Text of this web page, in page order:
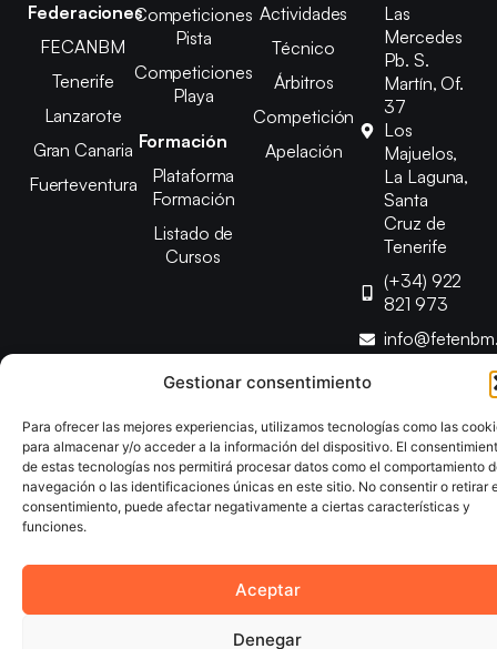
Gestionar consentimiento
Para ofrecer las mejores experiencias, utilizamos tecnologías como las
para almacenar y/o acceder a la información del dispositivo. El
de estas tecnologías nos permitirá procesar datos como el comportamiento
navegación o las identificaciones únicas en este sitio. No consentir o retirar
consentimiento, puede afectar negativamente a ciertas características y
funciones.
Aceptar
Denegar
Federaciones
FECANBM
Tenerife
Lanzarote
Gran Canaria
Fuerteventura
Competiciones
Pista
Competiciones
Playa
Formación
Plataforma
Formación
Listado de
Cursos
Actividades
Técnico
Árbitros
Competición
Apelación
Las
Mercedes
Pb. S.
Martín, Of.
37
Los
Majuelos,
La Laguna,
Santa
Cruz de
Tenerife
(+34) 922
821 973
Desarrollado porTOOOLS
Aviso LegalPolítica de CookiesPolítica de Privacidad
Declaración de Accesibilidad Política de Ventas